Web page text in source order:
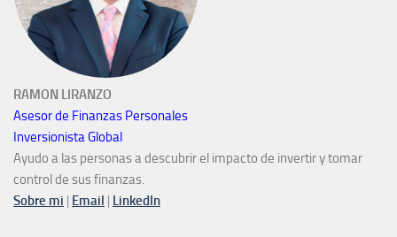
RAMON LIRANZO
Asesor de Finanzas Personales
Inversionista Global
Ayudo a las personas a descubrir el impacto de invertir y tomar
control de sus finanzas.
Sobre mi | Email | LinkedIn